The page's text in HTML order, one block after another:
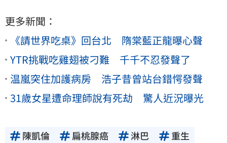
更多新聞：
《請世界吃桌》回台北 隋棠藍正龍曝心聲
YTR挑戰吃雞翅被刁難 千千不忍發聲了
温嵐突住加護病房 浩子昔曾站台錯愕發聲
31歲女星遭命理師說有死劫 驚人近況曝光
陳凱倫 扁桃腺癌 淋巴 重生